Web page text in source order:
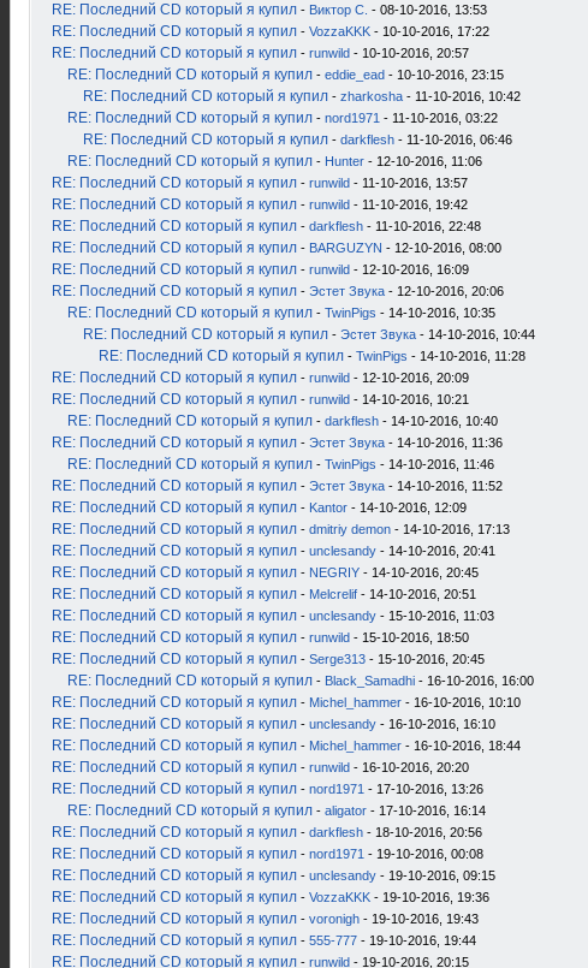
RE: Последний CD который я купил - Виктор С. - 08-10-2016, 13:53
RE: Последний CD который я купил - VozzaKKK - 10-10-2016, 17:22
RE: Последний CD который я купил - runwild - 10-10-2016, 20:57
RE: Последний CD который я купил - eddie_ead - 10-10-2016, 23:15
RE: Последний CD который я купил - zharkosha - 11-10-2016, 10:42
RE: Последний CD который я купил - nord1971 - 11-10-2016, 03:22
RE: Последний CD который я купил - darkflesh - 11-10-2016, 06:46
RE: Последний CD который я купил - Hunter - 12-10-2016, 11:06
RE: Последний CD который я купил - runwild - 11-10-2016, 13:57
RE: Последний CD который я купил - runwild - 11-10-2016, 19:42
RE: Последний CD который я купил - darkflesh - 11-10-2016, 22:48
RE: Последний CD который я купил - BARGUZYN - 12-10-2016, 08:00
RE: Последний CD который я купил - runwild - 12-10-2016, 16:09
RE: Последний CD который я купил - Эстет Звука - 12-10-2016, 20:06
RE: Последний CD который я купил - TwinPigs - 14-10-2016, 10:35
RE: Последний CD который я купил - Эстет Звука - 14-10-2016, 10:44
RE: Последний CD который я купил - TwinPigs - 14-10-2016, 11:28
RE: Последний CD который я купил - runwild - 12-10-2016, 20:09
RE: Последний CD который я купил - runwild - 14-10-2016, 10:21
RE: Последний CD который я купил - darkflesh - 14-10-2016, 10:40
RE: Последний CD который я купил - Эстет Звука - 14-10-2016, 11:36
RE: Последний CD который я купил - TwinPigs - 14-10-2016, 11:46
RE: Последний CD который я купил - Эстет Звука - 14-10-2016, 11:52
RE: Последний CD который я купил - Kantor - 14-10-2016, 12:09
RE: Последний CD который я купил - dmitriy demon - 14-10-2016, 17:13
RE: Последний CD который я купил - unclesandy - 14-10-2016, 20:41
RE: Последний CD который я купил - NEGRIY - 14-10-2016, 20:45
RE: Последний CD который я купил - Melcrelif - 14-10-2016, 20:51
RE: Последний CD который я купил - unclesandy - 15-10-2016, 11:03
RE: Последний CD который я купил - runwild - 15-10-2016, 18:50
RE: Последний CD который я купил - Serge313 - 15-10-2016, 20:45
RE: Последний CD который я купил - Black_Samadhi - 16-10-2016, 16:00
RE: Последний CD который я купил - Michel_hammer - 16-10-2016, 10:10
RE: Последний CD который я купил - unclesandy - 16-10-2016, 16:10
RE: Последний CD который я купил - Michel_hammer - 16-10-2016, 18:44
RE: Последний CD который я купил - runwild - 16-10-2016, 20:20
RE: Последний CD который я купил - nord1971 - 17-10-2016, 13:26
RE: Последний CD который я купил - aligator - 17-10-2016, 16:14
RE: Последний CD который я купил - darkflesh - 18-10-2016, 20:56
RE: Последний CD который я купил - nord1971 - 19-10-2016, 00:08
RE: Последний CD который я купил - unclesandy - 19-10-2016, 09:15
RE: Последний CD который я купил - VozzaKKK - 19-10-2016, 19:36
RE: Последний CD который я купил - voronigh - 19-10-2016, 19:43
RE: Последний CD который я купил - 555-777 - 19-10-2016, 19:44
RE: Последний CD который я купил - runwild - 19-10-2016, 20:15